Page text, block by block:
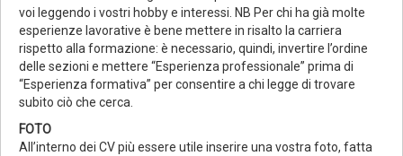
voi leggendo i vostri hobby e interessi. NB Per chi ha già molte
esperienze lavorative è bene mettere in risalto la carriera
rispetto alla formazione: è necessario, quindi, invertire l’ordine
delle sezioni e mettere “Esperienza professionale” prima di
“Esperienza formativa” per consentire a chi legge di trovare
subito ciò che cerca.
FOTO
All’interno dei CV più essere utile inserire una vostra foto, fatta